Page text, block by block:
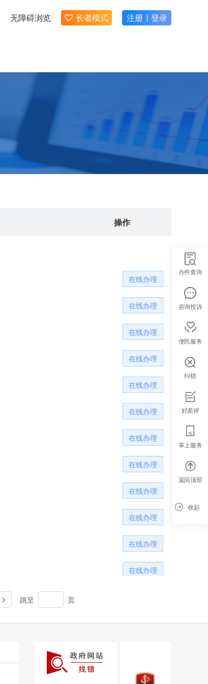
无障碍浏览 长者模式 注册 登录
操作
在线办理
在线办理
在线办理
在线办理
在线办理
在线办理
在线办理
在线办理
在线办理
在线办理
在线办理
在线办理
在线办理
在线办理
跳至 页
办件查询
咨询投诉
便民服务
纠错
好差评
掌上服务
返回顶部
收起